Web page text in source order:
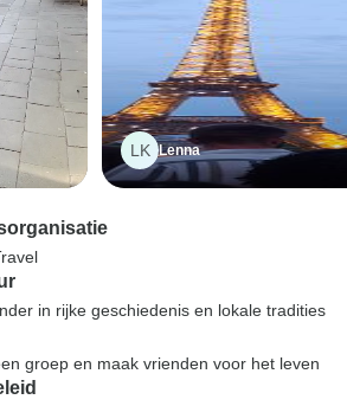
LK Lenna
in rijke geschiedenis en lokale tradities
groep en maak vrienden voor het leven